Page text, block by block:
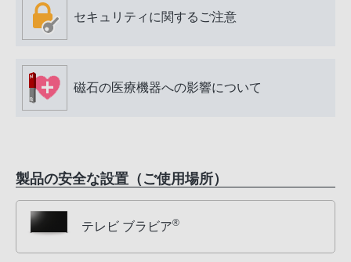
セキュリティに関するご注意
磁石の医療機器への影響について
製品の安全な設置（ご使用場所）
テレビ ブラビア®